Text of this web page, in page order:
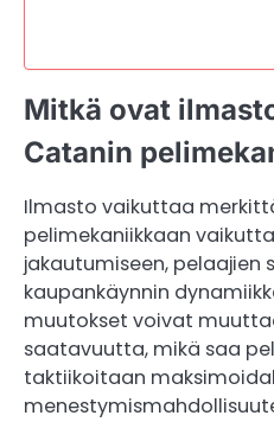
Mitkä ovat
Catanin
Ilmasto vaikuttaa
pelimekaniikkaan
jakautumiseen, pelaajien
kaupankäynnin
muutokset voivat
saatavuutta, mikä saa
taktiikoitaan